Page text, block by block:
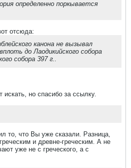
определенно поркывается
отсюда:
канона не вызывал
до Лаодикийского собора
собора 397 г..
но спасибо за ссылку.
то, что Вы уже сказали. Разница,
и древне-греческим. А не
уже не с греческого, а с